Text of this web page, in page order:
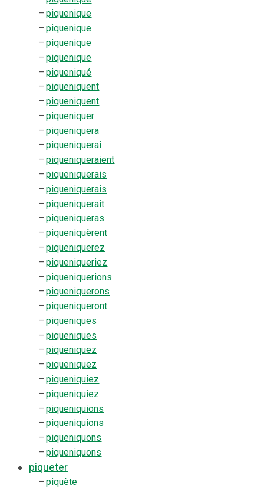
– piquenique
– piquenique
– piquenique
– piquenique
– piqueniqué
– piqueniquent
– piqueniquent
– piqueniquer
– piqueniquera
– piqueniquerai
– piqueniqueraient
– piqueniquerais
– piqueniquerais
– piqueniquerait
– piqueniqueras
– piqueniquèrent
– piqueniquerez
– piqueniqueriez
– piqueniquerions
– piqueniquerons
– piqueniqueront
– piqueniques
– piqueniques
– piqueniquez
– piqueniquez
– piqueniquiez
– piqueniquiez
– piqueniquions
– piqueniquions
– piqueniquons
– piqueniquons
piqueter
– piquète